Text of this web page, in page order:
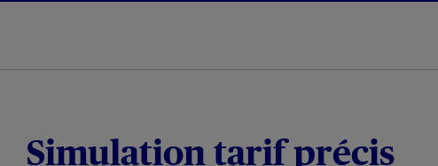
Simulation tarif précis